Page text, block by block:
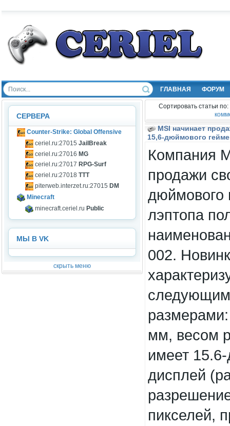
ГЛАВНАЯ ФОРУМ
СЕРВЕРА
Counter-Strike: Global Offensive
ceriel.ru:27015 JailBreak
ceriel.ru:27016 MG
ceriel.ru:27017 RPG-Surf
ceriel.ru:27018 TTT
piterweb.interzet.ru:27015 DM
Minecraft
minecraft.ceriel.ru Public
МЫ В VK
скрыть меню
Сортировать статьи по:
MSI начинает
15,6-дюймового
Компания
продажи
дюймового
лэптопа
002.
мм, весом
имеет
дисплей
пикселей,